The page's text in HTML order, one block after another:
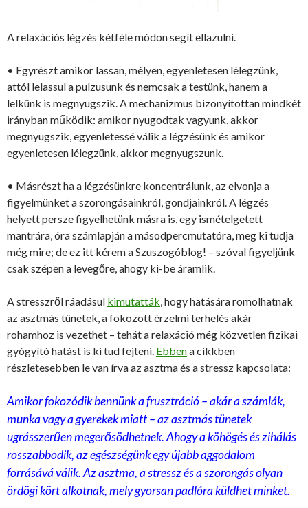
A relaxációs légzés kétféle módon segít ellazulni.
• Egyrészt amikor lassan, mélyen, egyenletesen lélegzünk,
attól lelassul a pulzusunk és nemcsak a testünk, hanem a
lelkünk is megnyugszik. A mechanizmus bizonyítottan mindkét
irányban működik: amikor nyugodtak vagyunk, akkor
megnyugszik, egyenletessé válik a légzésünk és amikor
egyenletesen lélegzünk, akkor megnyugszunk.
• Másrészt ha a légzésünkre koncentrálunk, az elvonja a
figyelmünket a szorongásainkról, gondjainkról. A légzés
helyett persze figyelhetünk másra is, egy ismételgetett
mantrára, óra számlapján a másodpercmutatóra, meg ki tudja
még mire; de ez itt kérem a Szuszogóblog! – szóval figyeljünk
csak szépen a levegőre, ahogy ki-be áramlik.
A stresszről ráadásul kimutatták , hogy hatására romolhatnak
az asztmás tünetek, a fokozott érzelmi terhelés akár
rohamhoz is vezethet – tehát a relaxáció még közvetlen fizikai
gyógyító hatást is ki tud fejteni. Ebbena cikkben
részletesebben le van írva az asztma és a stressz kapcsolata:
Amikor fokozódik bennünk a frusztráció – akár a számlák,
munka vagy a gyerekek miatt – az asztmás tünetek
ugrásszerűen megerősödhetnek. Ahogy a köhögés és zihálás
rosszabbodik, az egészségünk egy újabb aggodalom
forrásává válik. Az asztma, a stressz és a szorongás olyan
ördögi kört alkotnak, mely gyorsan padlóra küldhet minket.